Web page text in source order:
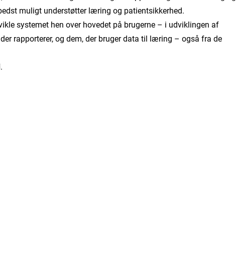
muligt understøtter læring og patientsikkerhed.
systemet hen over hovedet på brugerne – i udviklingen af
rapporterer, og dem, der bruger data til læring – også fra de